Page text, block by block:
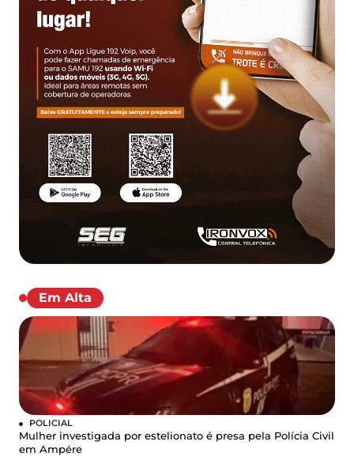
Em Alta
POLICIAL
Mulher investigada por estelionato é presa pela Polícia Civil
em Ampére